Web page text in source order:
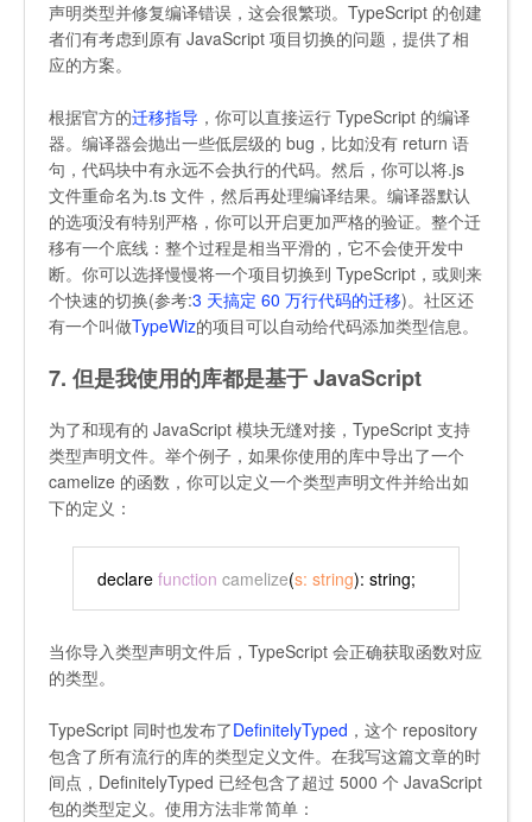
声明类型并修复编译错误，这会很繁琐。TypeScript 的创建
者们有考虑到原有 JavaScript 项目切换的问题，提供了相
应的方案。
根据官方的迁移指导 ，你可以直接运行 TypeScript 的编译
器。编译器会抛出一些低层级的 bug，比如没有 return 语
句，代码块中有永远不会执行的代码。然后，你可以将.js
文件重命名为.ts 文件，然后再处理编译结果。编译器默认
的选项没有特别严格，你可以开启更加严格的验证。整个迁
移有一个底线：整个过程是相当平滑的，它不会使开发中
断。你可以选择慢慢将一个项目切换到 TypeScript，或则来
个快速的切换(参考:3 天搞定 60 万行代码的迁移)。社区还
有一个叫做TypeWiz的项目可以自动给代码添加类型信息。
7. 但是我使用的库都是基于 JavaScript
为了和现有的 JavaScript 模块无缝对接，TypeScript 支持
类型声明文件。举个例子，如果你使用的库中导出了一个
camelize 的函数，你可以定义一个类型声明文件并给出如
下的定义：
declare function camelize(s: string): string;
当你导入类型声明文件后，TypeScript 会正确获取函数对应
的类型。
TypeScript 同时也发布了DefinitelyTyped ，这个 repository
包含了所有流行的库的类型定义文件。在我写这篇文章的时
间点，DefinitelyTyped 已经包含了超过 5000 个 JavaScript
包的类型定义。使用方法非常简单：